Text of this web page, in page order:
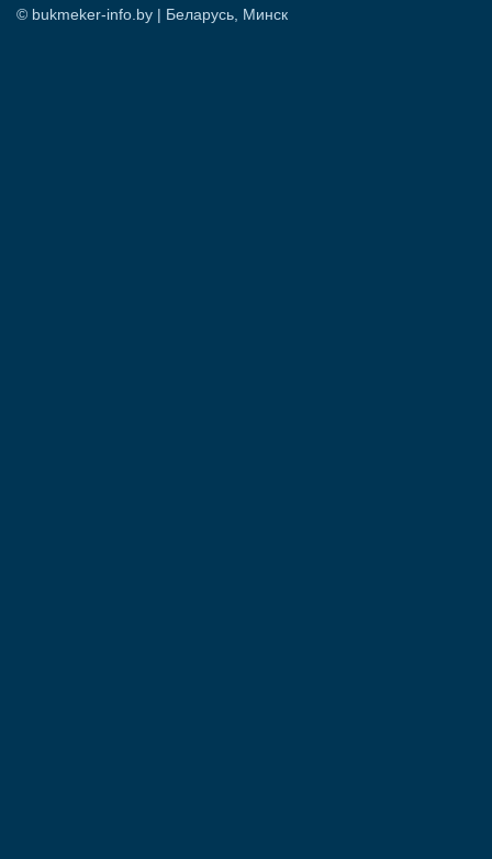
© bukmeker-info.by | Беларусь, Минск